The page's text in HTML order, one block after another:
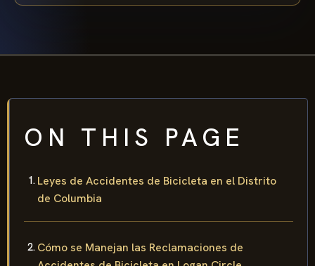
ON THIS PAGE
Leyes de Accidentes de Bicicleta en el Distrito
Cómo se Manejan las Reclamaciones de